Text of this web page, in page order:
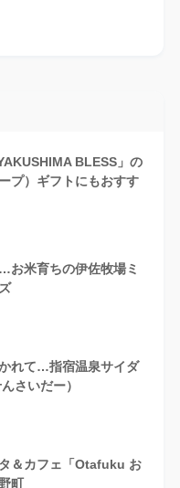
BLESS」の
プ）ギフトにもおすす
お米育ちの伊佐牧場ミ
れて…指宿温泉サイダ
さいだー）
＆カフェ「Otafuku お
町